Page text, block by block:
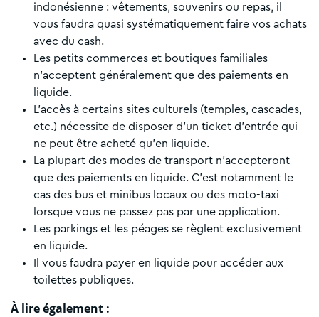
indonésienne : vêtements, souvenirs ou repas, il
vous faudra quasi systématiquement faire vos achats
avec du cash.
Les petits commerces et boutiques familiales
n’acceptent généralement que des paiements en
liquide.
L’accès à certains sites culturels (temples, cascades,
etc.) nécessite de disposer d’un ticket d’entrée qui
ne peut être acheté qu’en liquide.
La plupart des modes de transport n’accepteront
que des paiements en liquide. C’est notamment le
cas des bus et minibus locaux ou des moto-taxi
lorsque vous ne passez pas par une application.
Les parkings et les péages se règlent exclusivement
en liquide.
Il vous faudra payer en liquide pour accéder aux
toilettes publiques.
À lire également :